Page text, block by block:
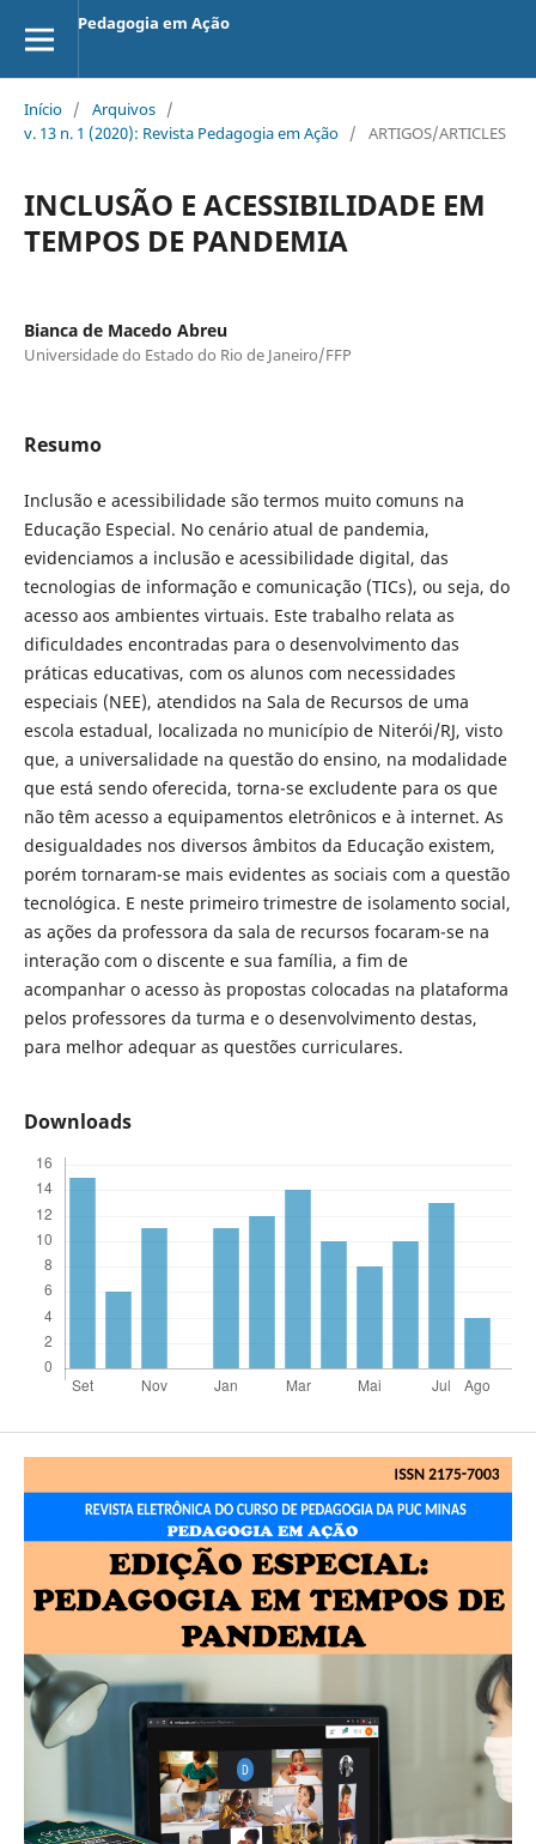
Pedagogia em Ação
Início / Arquivos /
v. 13 n. 1 (2020): Revista Pedagogia em Ação / ARTIGOS/ARTICLES
INCLUSÃO E ACESSIBILIDADE EM
TEMPOS DE PANDEMIA
Bianca de Macedo Abreu
Universidade do Estado do Rio de Janeiro/FFP
Resumo
Inclusão e acessibilidade são termos muito comuns na
Educação Especial. No cenário atual de pandemia,
evidenciamos a inclusão e acessibilidade digital, das
tecnologias de informação e comunicação (TICs), ou seja, do
acesso aos ambientes virtuais. Este trabalho relata as
dificuldades encontradas para o desenvolvimento das
práticas educativas, com os alunos com necessidades
especiais (NEE), atendidos na Sala de Recursos de uma
escola estadual, localizada no município de Niterói/RJ, visto
que, a universalidade na questão do ensino, na modalidade
que está sendo oferecida, torna-se excludente para os que
não têm acesso a equipamentos eletrônicos e à internet. As
desigualdades nos diversos âmbitos da Educação existem,
porém tornaram-se mais evidentes as sociais com a questão
tecnológica. E neste primeiro trimestre de isolamento social,
as ações da professora da sala de recursos focaram-se na
interação com o discente e sua família, a fim de
acompanhar o acesso às propostas colocadas na plataforma
pelos professores da turma e o desenvolvimento destas,
para melhor adequar as questões curriculares.
Downloads